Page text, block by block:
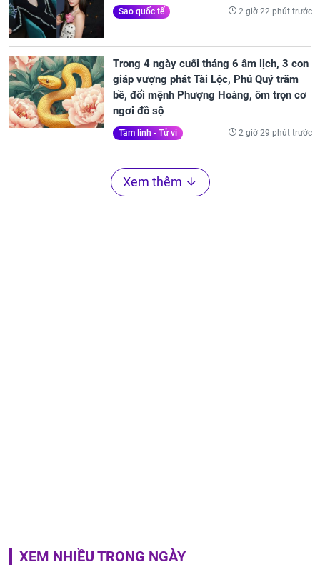
Sao quốc tế 2 giờ 22 phút trước
Trong 4 ngày cuối tháng 6 âm lịch, 3 con
giáp vượng phát Tài Lộc, Phú Quý trăm
bề, đổi mệnh Phượng Hoàng, ôm trọn cơ
ngơi đồ sộ
Tâm linh - Tử vi 2 giờ 29 phút trước
Xem thêm
XEM NHIỀU TRONG NGÀY